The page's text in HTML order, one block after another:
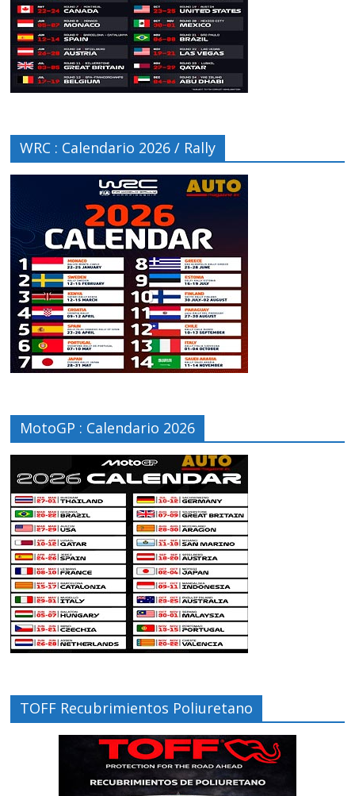
WRC : Calendario 2026 / Rally
MotoGP : Calendario 2026
TOFF Recubrimientos Poliuretano